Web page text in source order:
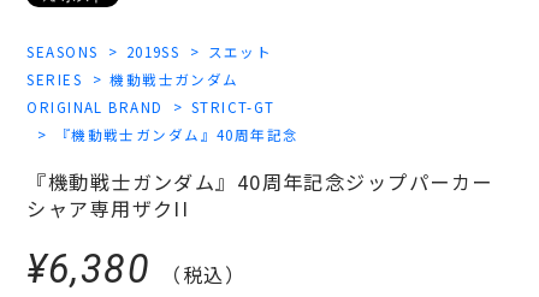
SEASONS 2019SS
スエット
SERIES
機動戦士ガンダム
ORIGINAL BRAND
STRICT-GT
『機動戦士ガンダム』40周年記念
『機動戦士ガンダム』40周年記念ジップパーカー
シャア専用ザクII
¥6,380
（税込）